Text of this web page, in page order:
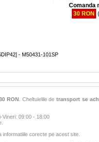
Comanda
30 RON
- M50431-101SP
RON. Cheltuielile detransport se
09:00 - 18:00
corecte pe acest site.